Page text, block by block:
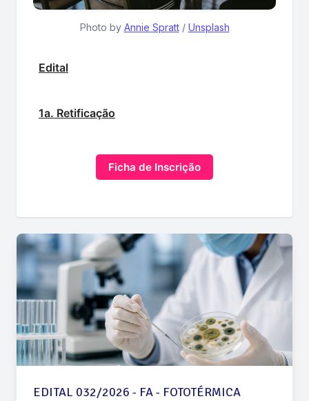
Photo by Annie Spratt / Unsplash
Edital
1a. Retificação
Ficha de Inscrição
EDITAL 032/2026 - FA - FOTOTÉRMICA